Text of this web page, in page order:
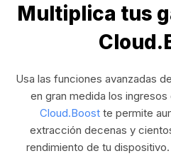
Multiplica tus
Usa las funciones avanzadas
en gran medida los
Cloud.Boost te permite
extracción decenas y
rendimiento de tu